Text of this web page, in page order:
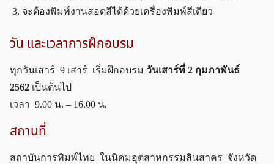
จะต้องพิมพ์งานสอดสีได้ด้วยเครื่องพิมพ์สีเดียว
วัน และเวลาการฝึกอบรม
ทุกวันเสาร์ 9 เสาร์ เริ่มฝึกอบรม วันเสาร์ที่ 2 กุมภาพันธ์
2562 เป็นต้นไป
เวลา 9.00 น. – 16.00 น.
สถานที่
สถาบันการพิมพ์ไทย ในนิคมอุตสาหกรรมสินสาคร จังหวัด